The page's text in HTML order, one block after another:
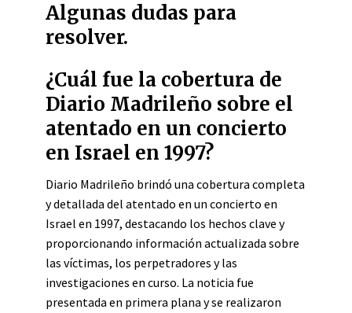
Algunas dudas para
resolver.
¿Cuál fue la cobertura de
Diario Madrileño sobre el
atentado en un concierto
en Israel en 1997?
Diario Madrileño brindó una cobertura completa
y detallada del atentado en un concierto en
Israel en 1997, destacando los hechos clave y
proporcionando información actualizada sobre
las víctimas, los perpetradores y las
investigaciones en curso. La noticia fue
presentada en primera plana y se realizaron